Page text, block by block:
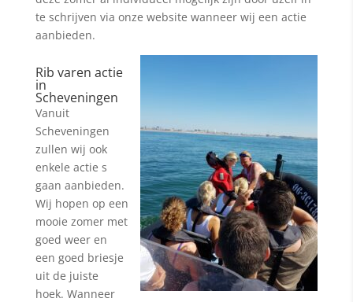
te schrijven via onze website wanneer wij een actie
aanbieden.
Rib varen actie
in
Scheveningen
Vanuit
Scheveningen
zullen wij ook
enkele actie s
gaan aanbieden.
Wij hopen op een
mooie zomer met
goed weer en
een goed briesje
uit de juiste
hoek. Wanneer